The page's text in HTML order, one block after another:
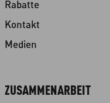
Rabatte
Kontakt
Medien
ZUSAMMENARBEIT